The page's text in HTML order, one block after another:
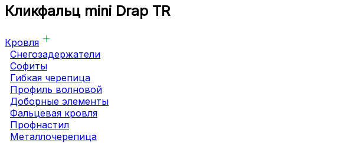
Кликфальц mini Drap TR
Кровля
Снегозадержатели
Софиты
Гибкая черепица
Профиль волновой
Доборные элементы
Фальцевая кровля
Профнастил
Металлочерепица